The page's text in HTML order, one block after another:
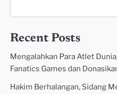
Recent Posts
Mengalahkan Para Atlet
Fanatics Games dan
Hakim Berhalangan, Sidang